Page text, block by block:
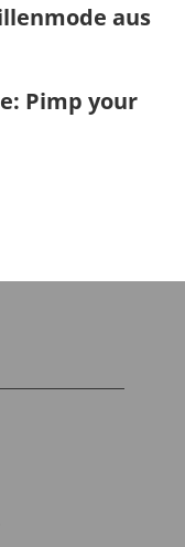
aus
Pimp your